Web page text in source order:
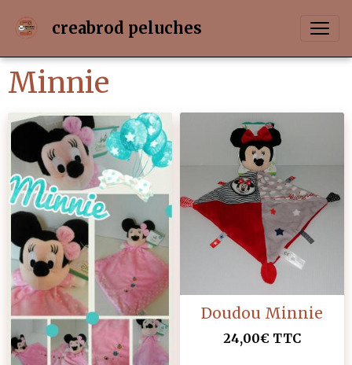
creabrod peluches
Minnie
Doudou Minnie
24,00€ TTC